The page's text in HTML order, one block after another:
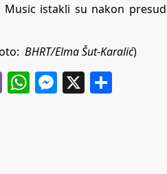
Music istakli su nakon
BHRT/Elma Šut-Karalić)
ViberWhatsApp
Messenger
X